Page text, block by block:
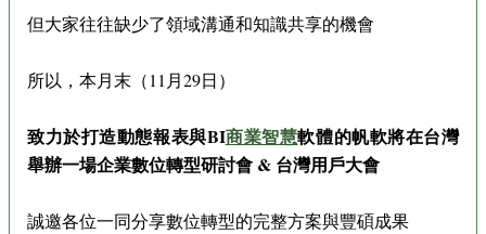
但大家往往缺少了領域溝通和知識共享的機會
所以，本月末（11月29日）
致力於打造動態報表與BI商業智慧軟體的帆軟將在台灣
舉辦一場企業數位轉型研討會 & 台灣用戶大會
誠邀各位一同分享數位轉型的完整方案與豐碩成果